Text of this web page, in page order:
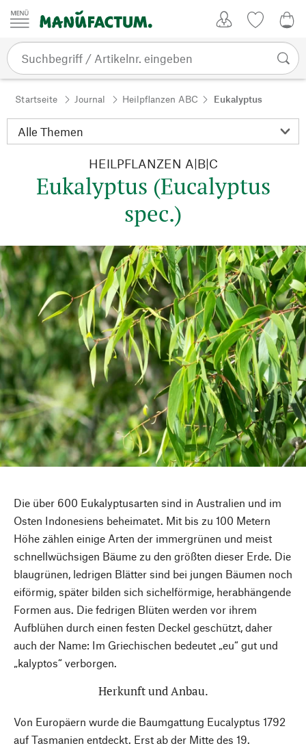
Zum Inhalt springen
Startseite Journal Heilpflanzen ABC Eukalyptus
HEILPFLANZEN A|B|C
Eukalyptus (Eucalyptus
spec.)
Die über 600 Eukalyptusarten sind in Australien und im
Osten Indonesiens beheimatet. Mit bis zu 100 Metern
Höhe zählen einige Arten der immergrünen und meist
schnellwüchsigen Bäume zu den größten dieser Erde. Die
blaugrünen, ledrigen Blätter sind bei jungen Bäumen noch
eiförmig, später bilden sich sichelförmige, herabhängende
Formen aus. Die fedrigen Blüten werden vor ihrem
Aufblühen durch einen festen Deckel geschützt, daher
auch der Name: Im Griechischen bedeutet „eu“ gut und
„kalyptos“ verborgen.
Herkunft und Anbau.
Von Europäern wurde die Baumgattung Eucalyptus 1792
auf Tasmanien entdeckt. Erst ab der Mitte des 19.